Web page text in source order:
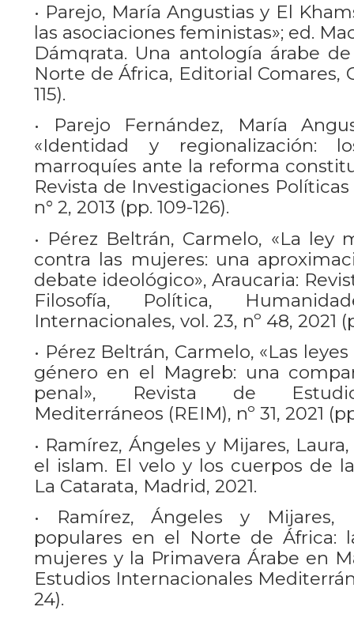
• Parejo, María Angustias y El
las asociaciones feministas»; ed.
Dámqrata. Una antología árabe
Norte de África, Editorial Comares,
115).
• Parejo Fernández, María
«Identidad y regionalización:
marroquíes ante la reforma
Revista de Investigaciones Políticas
n° 2, 2013 (pp. 109-126).
• Pérez Beltrán, Carmelo, «La ley
contra las mujeres: una
debate ideológico», Araucaria:
Filosofía, Política,
Internacionales, vol. 23, nº 48, 2021
• Pérez Beltrán, Carmelo, «Las
género en el Magreb: una
penal», Revista de
Mediterráneos (REIM), nº 31, 2021
• Ramírez, Ángeles y Mijares,
el islam. El velo y los cuerpos de
La Catarata, Madrid, 2021.
• Ramírez, Ángeles y Mijares,
populares en el Norte de África:
mujeres y la Primavera Árabe en
Estudios Internacionales
24).